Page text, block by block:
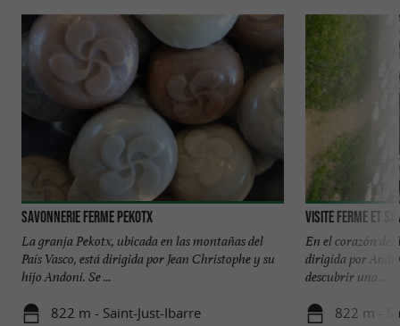
SAVONNERIE FERME PEKOTX
La granja Pekotx, ubicada en las montañas del
País Vasco, está dirigida por Jean Christophe y su
hijo Andoni. Se ...
822 m - Saint-Just-Ibarre
Visite Ferme et
En el corazón del
dirigida por
descubrir una ...
822 m -